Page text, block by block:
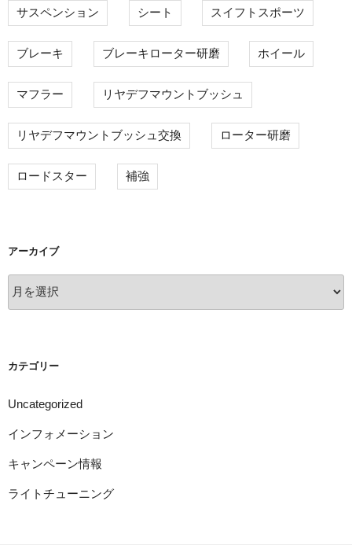
サスペンション シート スイフトスポーツ
ブレーキ ブレーキローター研磨 ホイール
マフラー リヤデフマウントブッシュ
リヤデフマウントブッシュ交換 ローター研磨
ロードスター 補強
アーカイブ
ー
カテゴリー
Uncategorized
インフォメーション
キャンペーン情報
ライトチューニング